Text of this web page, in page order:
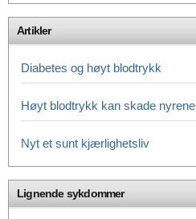
Artikler
Diabetes og høyt blodtrykk
Høyt blodtrykk kan skade nyrene
Nyt et sunt kjærlighetsliv
Lignende sykdommer